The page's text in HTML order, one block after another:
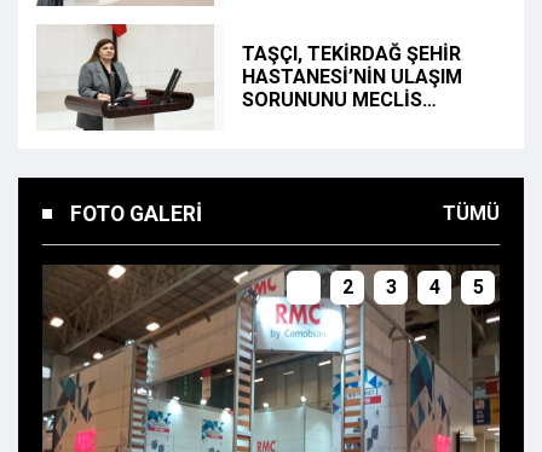
TAŞÇI, TEKİRDAĞ ŞEHİR
HASTANESİ’NİN ULAŞIM
SORUNUNU MECLİS
FOTO GALERI TÜMÜ
2 3 4 5